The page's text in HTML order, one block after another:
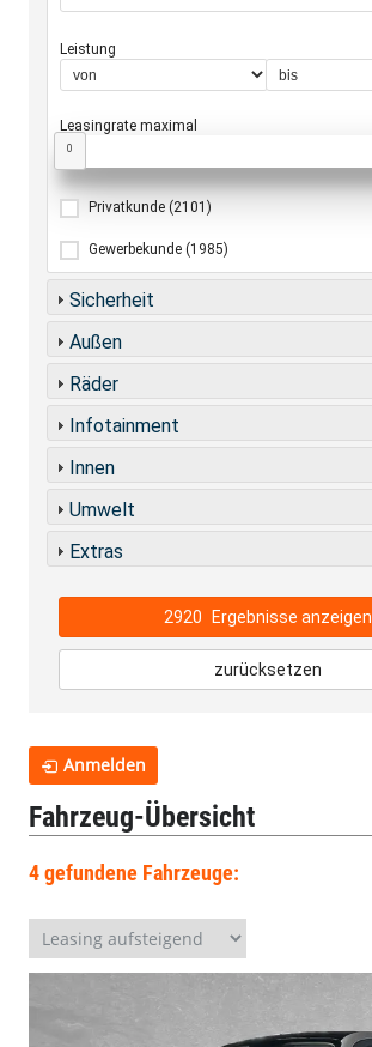
Fahrzeug-Übersicht
4 gefundene Fahrzeuge:
Leistung
Leasingrate maximal
0
Privatkunde (2101)
Gewerbekunde (1985)
Sicherheit
Außen
Räder
Infotainment
Innen
Umwelt
Extras
2920 Ergebnisse anzeigen
zurücksetzen
Anmelden